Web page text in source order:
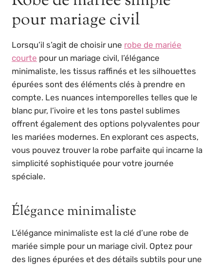
pour mariage civil
Lorsqu’il s’agit de choisir une robe de mariée
courte pour un mariage civil, l’élégance
minimaliste, les tissus raffinés et les silhouettes
épurées sont des éléments clés à prendre en
compte. Les nuances intemporelles telles que le
blanc pur, l’ivoire et les tons pastel sublimes
offrent également des options polyvalentes pour
les mariées modernes. En explorant ces aspects,
vous pouvez trouver la robe parfaite qui incarne la
simplicité sophistiquée pour votre journée
spéciale.
Élégance minimaliste
L’élégance minimaliste est la clé d’une robe de
mariée simple pour un mariage civil. Optez pour
des lignes épurées et des détails subtils pour une